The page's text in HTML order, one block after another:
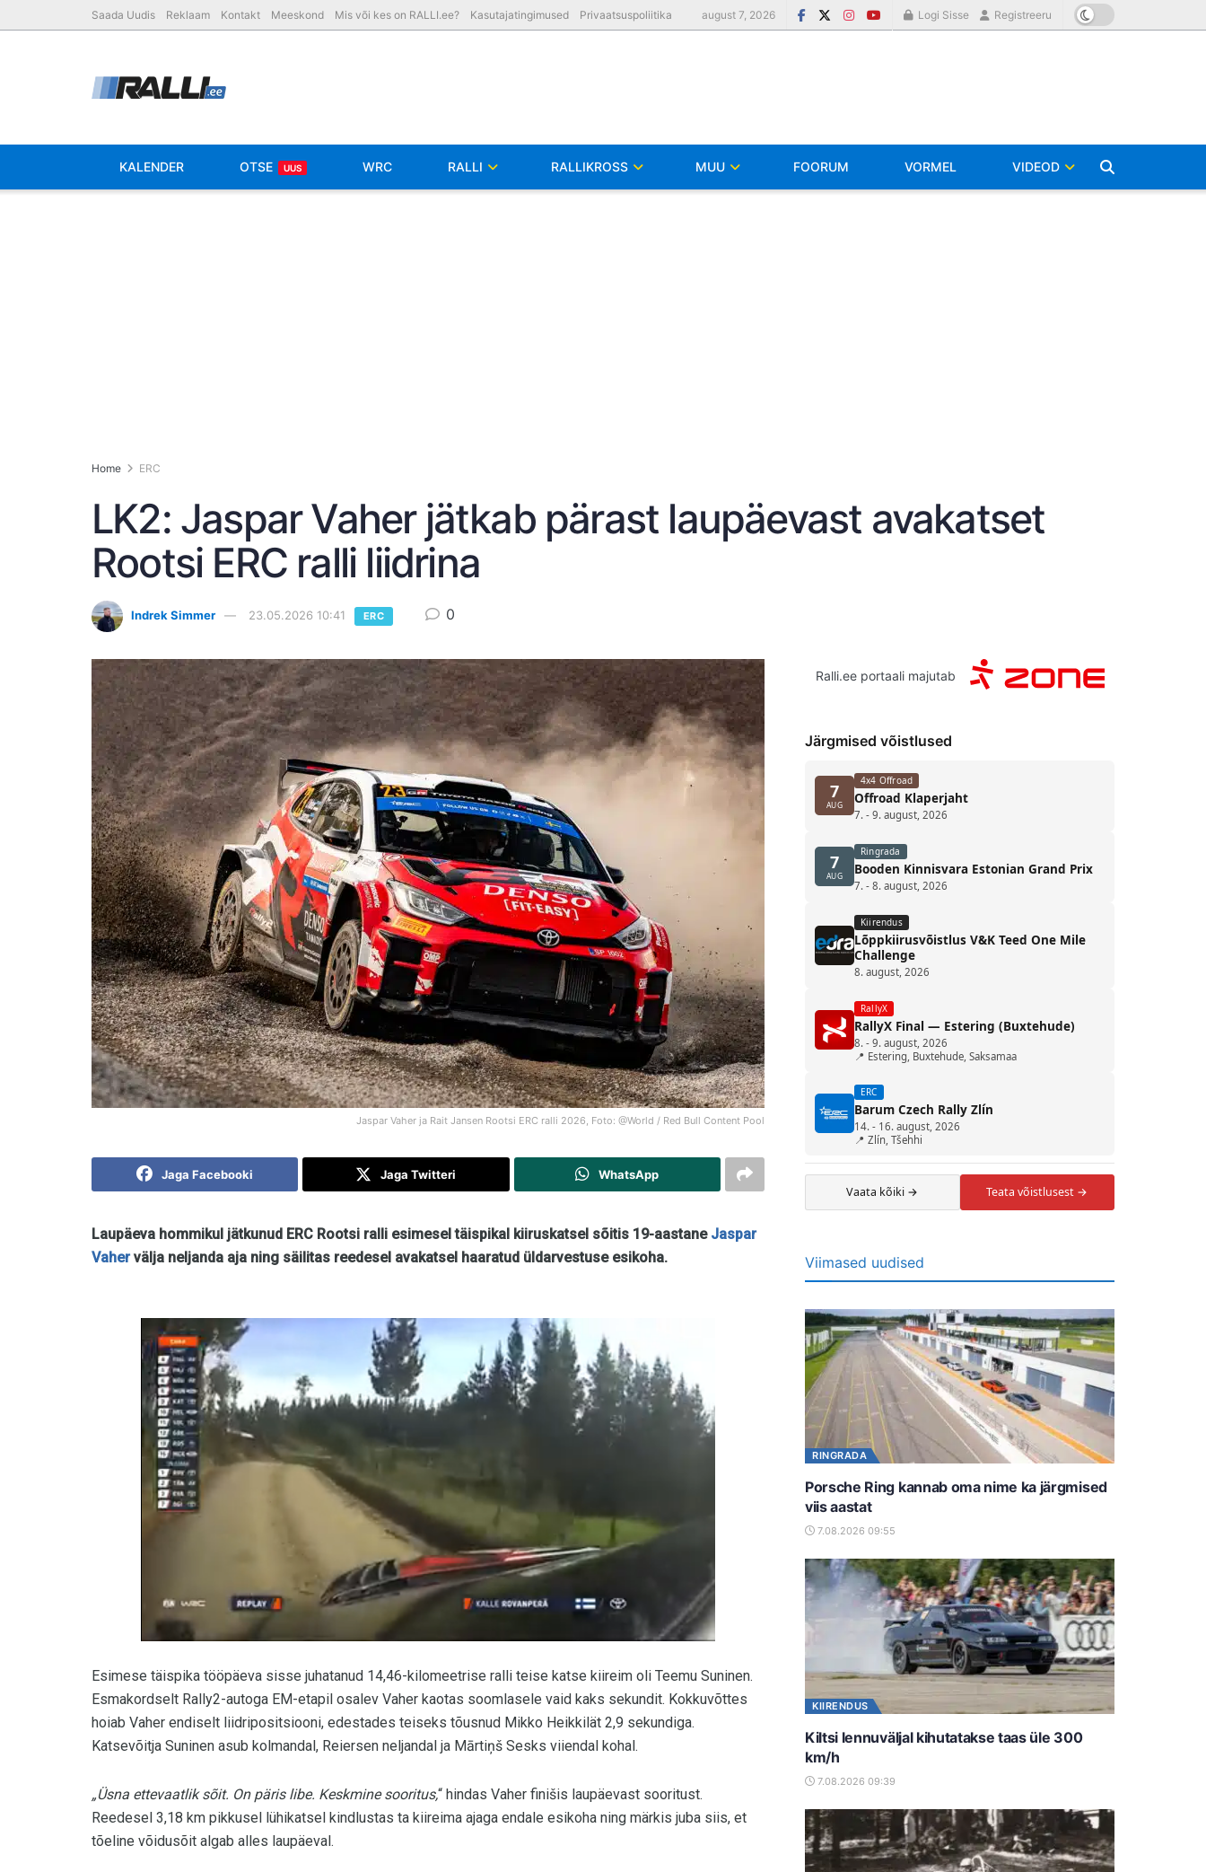
Saada Uudis Reklaam Kontakt Meeskond Mis või kes on RALLI.ee? Kasutajatingimused Privaatsuspoliitika august 7, 2026 Logi Sisse Registreeru
KALENDER OTSE UUS WRC RALLI RALLIKROSS MUU FOORUM VORMEL VIDEOD
Home ERC
LK2: Jaspar Vaher jätkab pärast laupäevast avakatset
Rootsi ERC ralli liidrina
Indrek Simmer 23.05.2026 10:41 ERC 0
Jaspar Vaher ja Rait Jansen Rootsi ERC ralli 2026, Foto: @World / Red Bull Content Pool
Jaga Facebooki Jaga Twitteri WhatsApp
Laupäeva hommikul jätkunud ERC Rootsi ralli esimesel täispikal kiiruskatsel sõitis 19-aastane Jaspar
Vahervälja neljanda aja ning säilitas reedesel avakatsel haaratud üldarvestuse esikoha.
Esimese täispika tööpäeva sisse juhatanud 14,46-kilomeetrise ralli teise katse kiireim oli Teemu Suninen.
Esmakordselt Rally2-autoga EM-etapil osalev Vaher kaotas soomlasele vaid kaks sekundit. Kokkuvõttes
hoiab Vaher endiselt liidripositsiooni, edestades teiseks tõusnud Mikko Heikkilät 2,9 sekundiga.
Katsevõitja Suninen asub kolmandal, Reiersen neljandal ja Mārtiņš Sesks viiendal kohal.
„Üsna ettevaatlik sõit. On päris libe. Keskmine sooritus,“ hindas Vaher finišis laupäevast sooritust.
Reedesel 3,18 km pikkusel lühikatsel kindlustas ta kiireima ajaga endale esikoha ning märkis juba siis, et
tõeline võidusõit algab alles laupäeval.
Ralli.ee portaali majutab
Järgmised võistlused
7
AUG
4x4 Offroad
Offroad Klaperjaht
7. - 9. august, 2026
7
AUG
Ringrada
Booden Kinnisvara Estonian Grand Prix
7. - 8. august, 2026
Kiirendus
Lõppkiirusvõistlus V&K Teed One Mile
Challenge
8. august, 2026
RallyX
RallyX Final — Estering (Buxtehude)
8. - 9. august, 2026
📍 Estering, Buxtehude, Saksamaa
ERC
Barum Czech Rally Zlín
14. - 16. august, 2026
📍 Zlín, Tšehhi
Vaata kõiki → Teata võistlusest →
Viimased uudised
RINGRADA
Porsche Ring kannab oma nime ka järgmised
viis aastat
7.08.2026 09:55
KIIRENDUS
Kiltsi lennuväljal kihutatakse taas üle 300
km/h
7.08.2026 09:39